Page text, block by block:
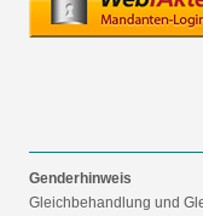
Genderhinweis
Gleichbehandlung und